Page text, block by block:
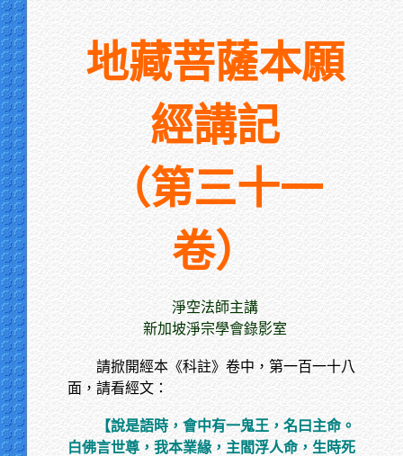
地藏菩薩本願
經講記
（第三十一
卷）
淨空法師主講
新加坡淨宗學會錄影室
請掀開經本《科註》卷中，第一百一十八
面，請看經文：
【說是語時，會中有一鬼王，名曰主命。
白佛言世尊，我本業緣，主閻浮人命，生時死